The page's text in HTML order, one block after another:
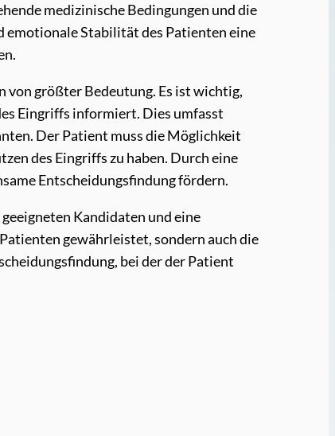
medizinische Bedingungen und die
emotionale Stabilität des Patienten eine
größter Bedeutung. Es ist wichtig,
Eingriffs informiert. Dies umfasst
Der Patient muss die Möglichkeit
des Eingriffs zu haben. Durch eine
Entscheidungsfindung fördern.
Kandidaten und eine
gewährleistet, sondern auch die
bei der der Patient